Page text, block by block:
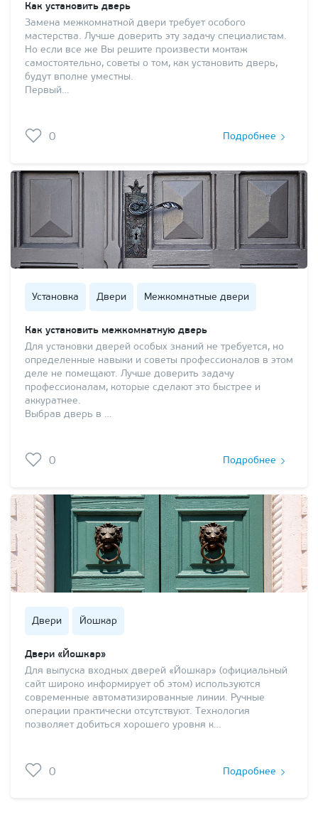
Как установить дверь
Замена межкомнатной двери требует особого
мастерства. Лучше доверить эту задачу специалистам.
Но если все же Вы решите произвести монтаж
самостоятельно, советы о том, как установить дверь,
будут вполне уместны.
Первый…
0 Подробнее
Установка Двери Межкомнатные двери
Как установить межкомнатную дверь
Для установки дверей особых знаний не требуется, но
определенные навыки и советы профессионалов в этом
деле не помещают. Лучше доверить задачу
профессионалам, которые сделают это быстрее и
аккуратнее.
Выбрав дверь в …
0 Подробнее
Двери Йошкар
Двери «Йошкар»
Для выпуска входных дверей «Йошкар» (официальный
сайт широко информирует об этом) используются
современные автоматизированные линии. Ручные
операции практически отсутствуют. Технология
позволяет добиться хорошего уровня к…
0 Подробнее